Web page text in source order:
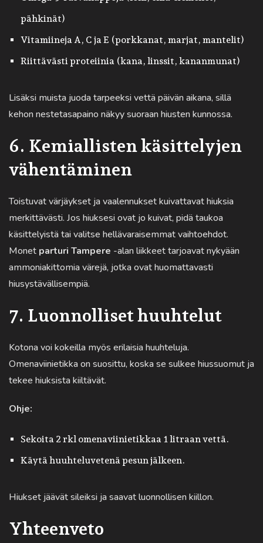
pähkinät)
Vitamiineja A, C ja E (porkkanat, marjat, mantelit)
Riittävästi proteiinia (kana, linssit, kananmunat)
Lisäksi muista juoda tarpeeksi vettä päivän aikana, sillä
kehon nestetasapaino näkyy suoraan hiusten kunnossa.
6. Kemiallisten käsittelyjen
vähentäminen
Toistuvat värjäykset ja vaalennukset kuivattavat hiuksia
merkittävästi. Jos hiuksesi ovat jo kuivat, pidä taukoa
käsittelyistä tai valitse hellävaraisemmat vaihtoehdot.
Monet parturi Tampere -alan liikkeet tarjoavat nykyään
ammoniakittomia värejä, jotka ovat huomattavasti
hiusystävällisempiä.
7. Luonnolliset huuhtelut
Kotona voi kokeilla myös erilaisia huuhteluja.
Omenaviinietikka on suosittu, koska se sulkee hiussuomut ja
tekee hiuksista kiiltävät.
Ohje:
Sekoita 2 rkl omenaviinietikkaa 1 litraan vettä.
Käytä huuhteluvetenä pesun jälkeen.
Hiukset jäävät sileiksi ja saavat luonnollisen kiillon.
Yhteenveto